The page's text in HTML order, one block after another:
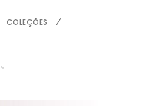
COLEÇÕES